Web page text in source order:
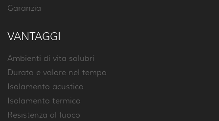
Garanzia
VANTAGGI
Ambienti di vita salubri
Durata e valore nel tempo
Isolamento acustico
Isolamento termico
Resistenza al fuoco